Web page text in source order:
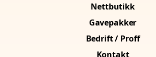
Nettbutikk
Gavepakker
Bedrift / Proff
Kontakt